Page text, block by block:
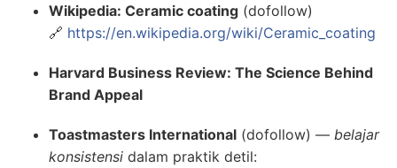
Wikipedia: Ceramic coating (dofollow)
🔗 https://en.wikipedia.org/wiki/Ceramic_coating
Harvard Business Review: The Science Behind
Brand Appeal
Toastmasters International (dofollow) — belajar
konsistensi dalam praktik detil: